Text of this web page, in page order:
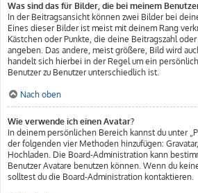
Was sind das für Bilder, die bei meinem
In der Beitragsansicht können zwei Bilder bei
Eines dieser Bilder ist meist mit deinem Rang
Kästchen oder Punkte, die deine Beitragszahl
angeben. Das andere, meist größere, Bild wird
handelt sich hierbei in der Regel um ein
Benutzer zu Benutzer unterschiedlich ist.
Nach oben
Wie verwende ich einen Avatar?
In deinem persönlichen Bereich kannst du unter
der folgenden vier Methoden hinzufügen:
Hochladen. Die Board-Administration kann
Benutzer Avatare benutzen können. Wenn du
solltest du die Board-Administration kontaktieren.